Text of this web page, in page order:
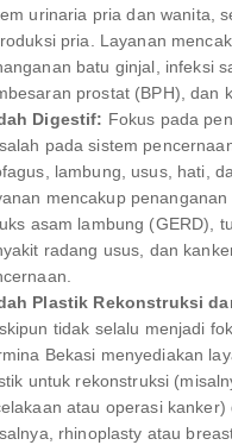
urinaria pria dan wanita,
pria. Layanan
batu ginjal, infeksi
prostat (BPH), dan
Digestif: Fokus pada
pada sistem
lambung, usus, hati,
mencakup penanganan
asam lambung (GERD),
radang usus, dan
Plastik Rekonstruksi
tidak selalu menjadi
Bekasi menyediakan
untuk rekonstruksi
atau operasi kanker)
rhinoplasty atau